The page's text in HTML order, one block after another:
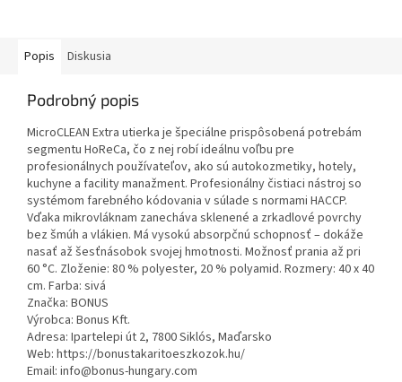
Popis Diskusia
Podrobný popis
MicroCLEAN Extra utierka je špeciálne prispôsobená potrebám
segmentu HoReCa, čo z nej robí ideálnu voľbu pre
profesionálnych používateľov, ako sú autokozmetiky, hotely,
kuchyne a facility manažment. Profesionálny čistiaci nástroj so
systémom farebného kódovania v súlade s normami HACCP.
Vďaka mikrovláknam zanecháva sklenené a zrkadlové povrchy
bez šmúh a vlákien. Má vysokú absorpčnú schopnosť – dokáže
nasať až šesťnásobok svojej hmotnosti. Možnosť prania až pri
60 °C. Zloženie: 80 % polyester, 20 % polyamid. Rozmery: 40 x 40
cm. Farba: sivá
Značka: BONUS
Výrobca: Bonus Kft.
Adresa: Ipartelepi út 2, 7800 Siklós, Maďarsko
Web: https://bonustakaritoeszkozok.hu/
Email: info@bonus-hungary.com